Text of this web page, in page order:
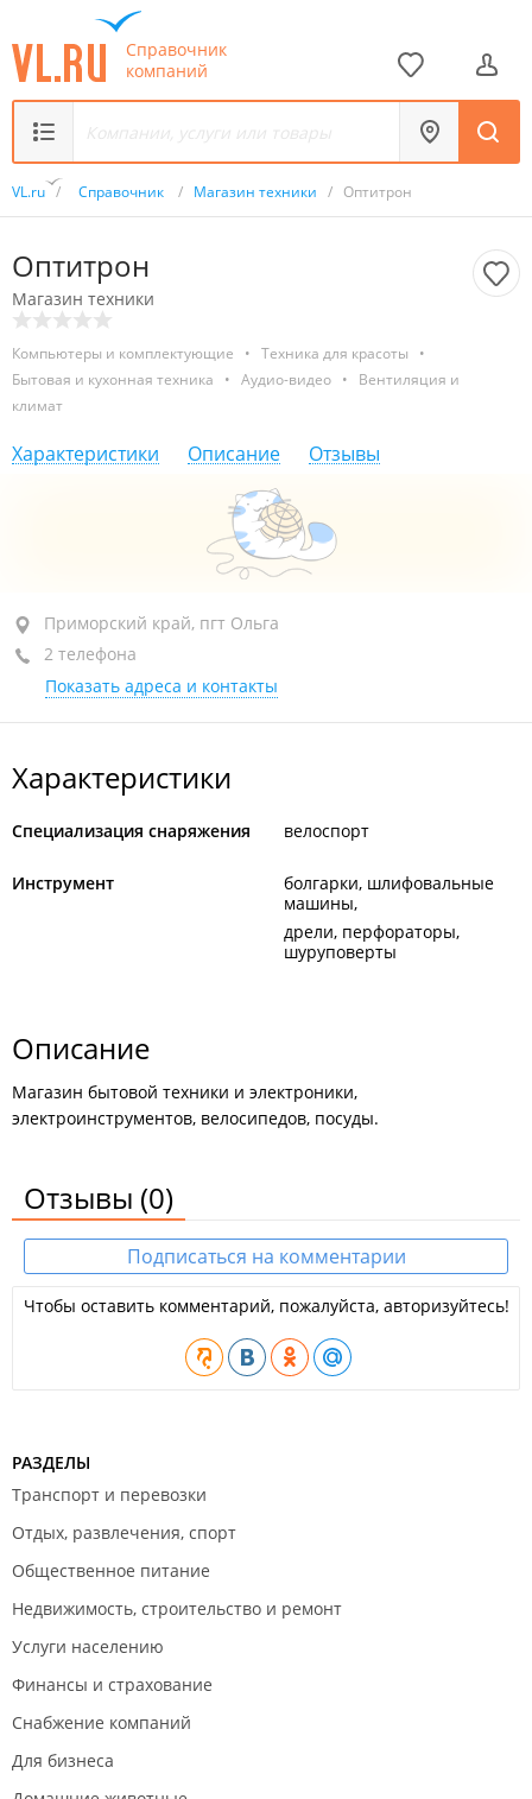
Справочник
компаний
VL.ru / Справочник / Магазин техники / Оптитрон
Оптитрон
Магазин техники
Компьютеры и комплектующие • Техника для красоты
•
Бытовая и кухонная техника
• Аудио-видео •
Вентиляция и
климат
Характеристики Описание Отзывы
Приморский край, пгт Ольга, ул. Ленинская, 5
+7 924 008-38-38
закрыто, откроется в 10:00
Приморский край, пгт Ольга
2 телефона
Показать адреса и контакты
Характеристики
Специализация снаряжения велоспорт
Инструмент
болгарки, шлифовальные
машины
дрели, перфораторы,
шуруповерты
Описание
Магазин бытовой техники и электроники,
электроинструментов, велосипедов, посуды.
Отзывы (0)
Подписаться на комментарии
Чтобы оставить комментарий, пожалуйста, авторизуйтесь!
РАЗДЕЛЫ
Транспорт и перевозки
Отдых, развлечения, спорт
Общественное питание
Недвижимость, строительство и ремонт
Услуги населению
Финансы и страхование
Снабжение компаний
Для бизнеса